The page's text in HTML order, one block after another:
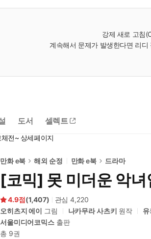
강제 새로 고침
계속해서 문제가 발생한다면 리
도서 셀렉트
전~ 상세페이지
만화 e북 해외 순정 만화 e북 드라마
[코믹] 못 미더운 악
4.9 (1,407) 관심4,220
오히츠지 에이 그림 나카무라 사츠키 원작
서울미디어코믹스출판
총 9권